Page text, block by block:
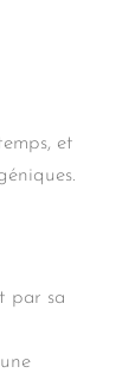
et
par sa